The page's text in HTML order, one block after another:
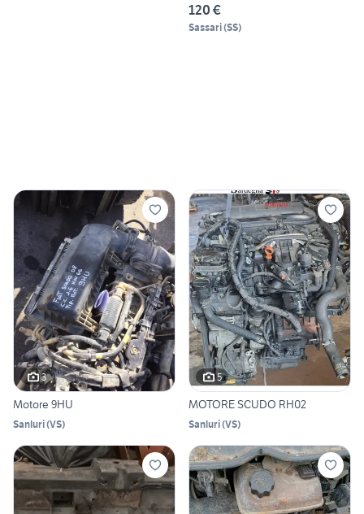
120 €
Sassari(SS)
3
Motore 9HU
Sanluri(VS)
5
MOTORE SCUDO RH02
Sanluri(VS)